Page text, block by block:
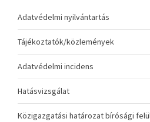
Adatvédelmi nyilvántartás
Tájékoztatók/közlemények
Adatvédelmi incidens
Hatásvizsgálat
Közigazgatási határozat bírósági